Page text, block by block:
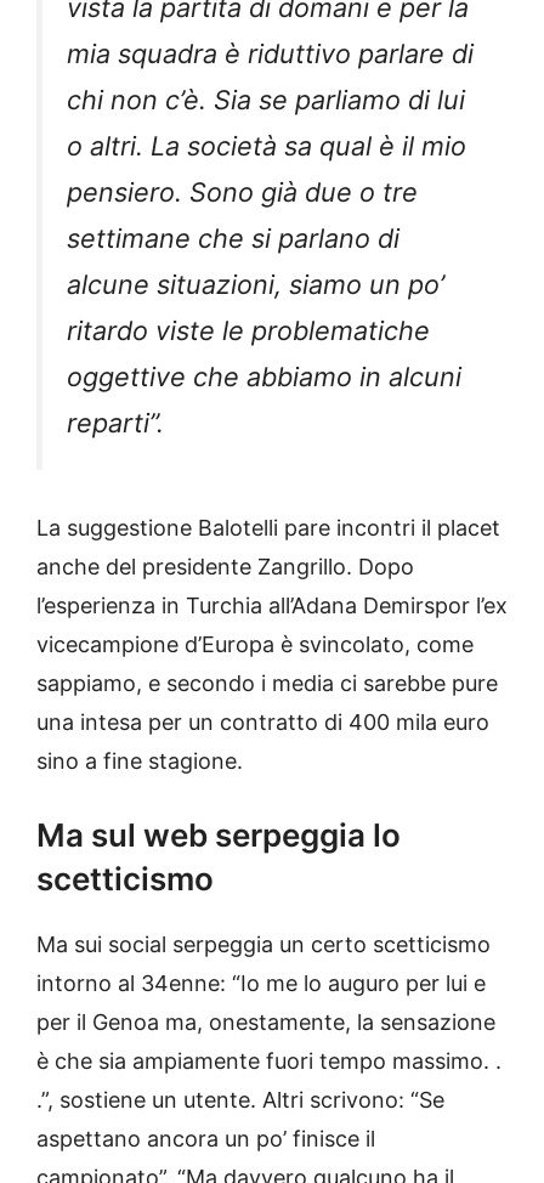
vista la partita di domani e per la
mia squadra è riduttivo parlare di
chi non c’è. Sia se parliamo di lui
o altri. La società sa qual è il mio
pensiero. Sono già due o tre
settimane che si parlano di
alcune situazioni, siamo un po’
ritardo viste le problematiche
oggettive che abbiamo in alcuni
reparti”.
La suggestione Balotelli pare incontri il placet
anche del presidente Zangrillo. Dopo
l’esperienza in Turchia all’Adana Demirspor l’ex
vicecampione d’Europa è svincolato, come
sappiamo, e secondo i media ci sarebbe pure
una intesa per un contratto di 400 mila euro
sino a fine stagione.
Ma sul web serpeggia lo
scetticismo
Ma sui social serpeggia un certo scetticismo
intorno al 34enne: “Io me lo auguro per lui e
per il Genoa ma, onestamente, la sensazione
è che sia ampiamente fuori tempo massimo. .
.”, sostiene un utente. Altri scrivono: “Se
aspettano ancora un po’ finisce il
campionato”, “Ma davvero qualcuno ha il